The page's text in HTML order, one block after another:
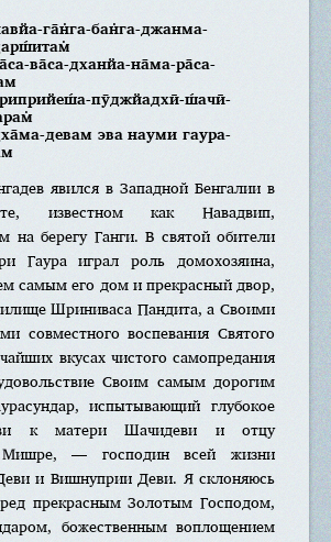
га̄н̇га-бан̇га-джанма-
ва̄са-дханйа-на̄ма-ра̄са-
пӯджйадхӣ-ш́ачӣ-
девам эва науми гаура-
явился в Западной Бенгалии в
известном как Навадвип,
на берегу Ганги. В святой обители
Гаура играл роль домохозяина,
самым его дом и прекрасный двор,
Шриниваса Пандита, а Своими
совместного воспевания Святого
вкусах чистого самопредания
Своим самым дорогим
испытывающий глубокое
к матери Шачидеви и отцу
Мишре, — господин всей жизни
и Вишнуприи Деви. Я склоняюсь
прекрасным Золотым Господом,
божественным воплощением